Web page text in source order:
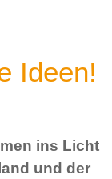
Ideen!
ins Licht
und der